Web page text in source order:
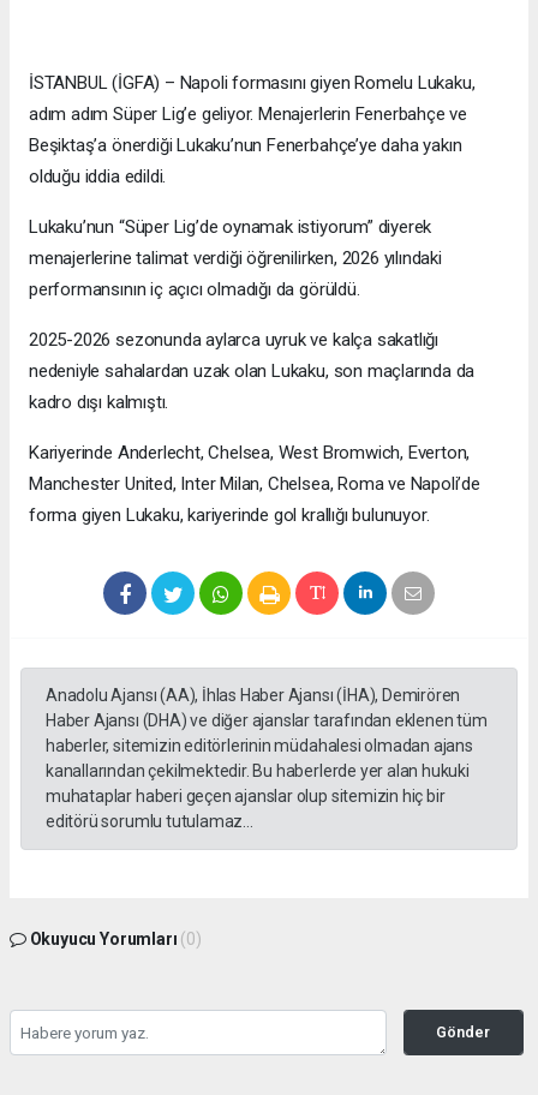
İSTANBUL (İGFA) – Napoli formasını giyen Romelu Lukaku,
adım adım Süper Lig’e geliyor. Menajerlerin Fenerbahçe ve
Beşiktaş’a önerdiği Lukaku’nun Fenerbahçe’ye daha yakın
olduğu iddia edildi.
Lukaku’nun “Süper Lig’de oynamak istiyorum” diyerek
menajerlerine talimat verdiği öğrenilirken, 2026 yılındaki
performansının iç açıcı olmadığı da görüldü.
2025-2026 sezonunda aylarca uyruk ve kalça sakatlığı
nedeniyle sahalardan uzak olan Lukaku, son maçlarında da
kadro dışı kalmıştı.
Kariyerinde Anderlecht, Chelsea, West Bromwich, Everton,
Manchester United, Inter Milan, Chelsea, Roma ve Napoli’de
forma giyen Lukaku, kariyerinde gol krallığı bulunuyor.
Anadolu Ajansı (AA), İhlas Haber Ajansı (İHA), Demirören
Haber Ajansı (DHA) ve diğer ajanslar tarafından eklenen tüm
haberler, sitemizin editörlerinin müdahalesi olmadan ajans
kanallarından çekilmektedir. Bu haberlerde yer alan hukuki
muhataplar haberi geçen ajanslar olup sitemizin hiç bir
editörü sorumlu tutulamaz...
Okuyucu Yorumları (0)
Gönder